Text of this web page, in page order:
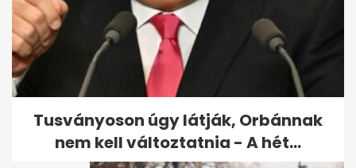
Nagyon erős járványt várnak
a következő hetekre a
háziorvosok
Tusványoson úgy látják, Orbánnak
nem kell változtatnia - A hét...